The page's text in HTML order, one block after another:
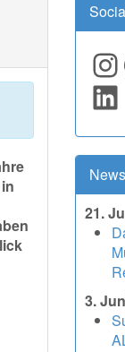
News
21.
3.